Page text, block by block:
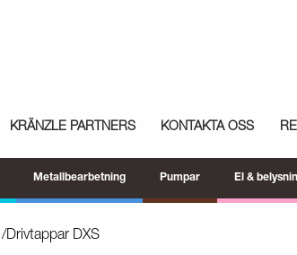
KRÄNZLE PARTNERS KONTAKTA OSS
Metallbearbetning Pumpar El &
Drivtappar DXS